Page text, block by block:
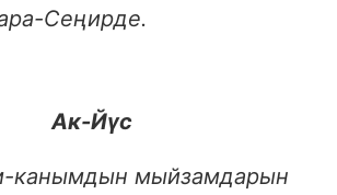
Сеңирде.
Ак-Йүс
канымдын мыйзамдарын